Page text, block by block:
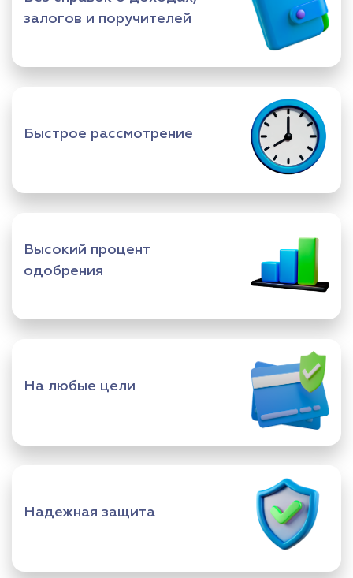
залогов и поручителей
Быстрое рассмотрение
Высокий процент
одобрения
На любые цели
Надежная защита